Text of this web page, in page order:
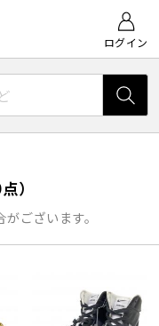
ログイン
）
ございます。